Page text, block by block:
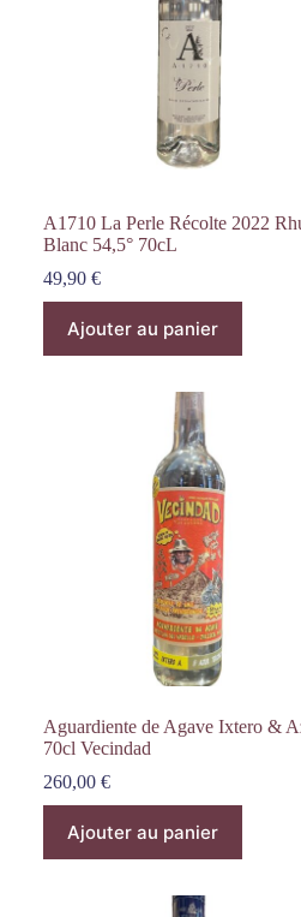
A1710 La Perle Récolte 2022
Blanc 54,5° 70cL
49,90 €
Ajouter au panier
Aguardiente de Agave Ixtero &
70cl Vecindad
260,00 €
Ajouter au panier